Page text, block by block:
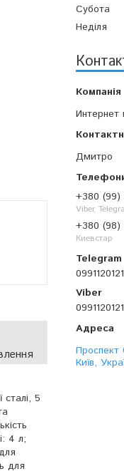
Субота
Неділя
Интернет
Дмитро
+380 (99)
Viber,
+380 (98)
Киевстар
0991120121
0991120121
Проспект
Київ,
5
4 л;
для